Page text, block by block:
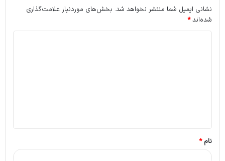
نشانی ایمیل شما منتشر نخواهد شد. بخش‌های موردنیاز علامت‌گذاری
شده‌اند*
*
نام*